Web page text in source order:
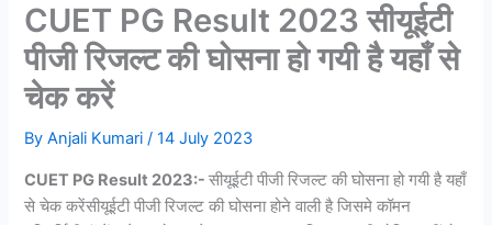
CUET PG Result 2023 सीयूईटी
पीजी रिजल्ट की घोसना हो गयी है यहाँ से
चेक करें
ByAnjali Kumari/14 July 2023
CUET PG Result 2023:-सीयूईटी पीजी रिजल्ट की घोसना हो गयी है यहाँ
से चेक करेंसीयूईटी पीजी रिजल्ट की घोसना होने वाली है जिसमे कॉमन